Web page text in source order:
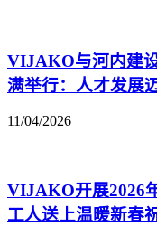
VIJAKO与河内建
满举行：人才发展
11/04/2026
VIJAKO开展2026
工人送上温暖新春